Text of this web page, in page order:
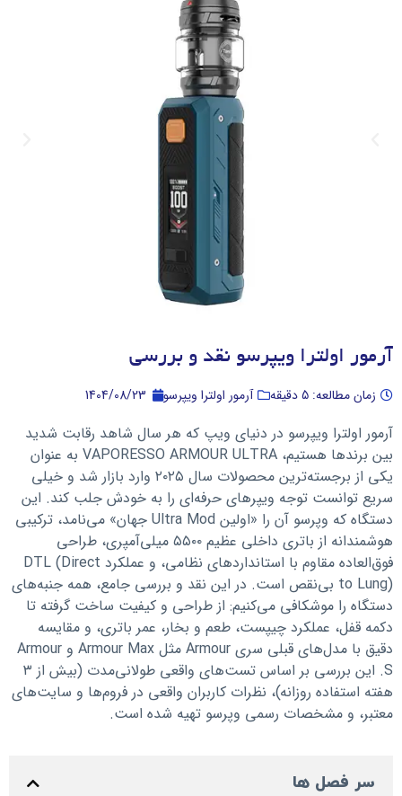
آرمور اولترا ویپرسو نقد و بررسی
زمان مطالعه: 5 دقیقه آرمور اولترا ویپرسو 1404/08/23
آرمور اولترا ویپرسو در دنیای ویپ که هر سال شاهد رقابت شدید
بین برندها هستیم، VAPORESSO ARMOUR ULTRA به عنوان
یکی از برجسته‌ترین محصولات سال ۲۰۲۵ وارد بازار شد و خیلی
سریع توانست توجه ویپرهای حرفه‌ای را به خودش جلب کند. این
دستگاه که وپرسو آن را «اولین Ultra Mod جهان» می‌نامد، ترکیبی
هوشمندانه از باتری داخلی عظیم ۵۵۰۰ میلی‌آمپری، طراحی
فوق‌العاده مقاوم با استانداردهای نظامی، و عملکرد DTL (Direct
to Lung) بی‌نقص است. در این نقد و بررسی جامع، همه جنبه‌های
دستگاه را موشکافی می‌کنیم: از طراحی و کیفیت ساخت گرفته تا
دکمه قفل، عملکرد چیپست، طعم و بخار، عمر باتری، و مقایسه
دقیق با مدل‌های قبلی سری Armour مثل Armour Max و Armour
S. این بررسی بر اساس تست‌های واقعی طولانی‌مدت (بیش از ۳
هفته استفاده روزانه)، نظرات کاربران واقعی در فروم‌ها و سایت‌های
معتبر، و مشخصات رسمی وپرسو تهیه شده است.
سر فصل ها